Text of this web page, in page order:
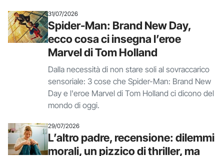
31/07/2026
Spider-Man: Brand New Day,
ecco cosa ci insegna l’eroe
Marvel di Tom Holland
Dalla necessità di non stare soli al sovraccarico
sensoriale: 3 cose che Spider-Man: Brand New
Day e l'eroe Marvel di Tom Holland ci dicono del
mondo di oggi.
29/07/2026
L’altro padre, recensione: dilemmi
morali, un pizzico di thriller, ma